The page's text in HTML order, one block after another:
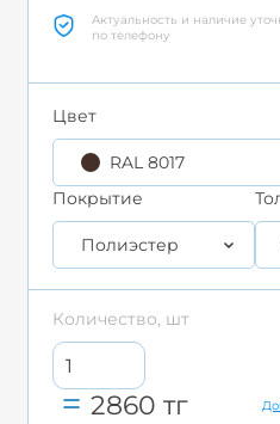
Актуальность и наличие
по телефону
Цвет
RAL 8017
Покрытие
Полиэстер
Количество, шт
2860 тг